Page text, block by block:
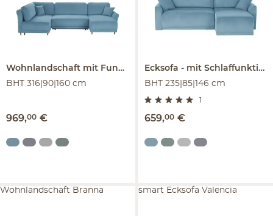
Wohnlandschaft mit Funktion
Malyn II
BHT 316|90|160 cm
969,00 €
Ecksofa
mit Schlaffunktion
BHT 235|85|146 cm
659,00 €
Wohnlandschaft Branna smart Ecksofa Valencia